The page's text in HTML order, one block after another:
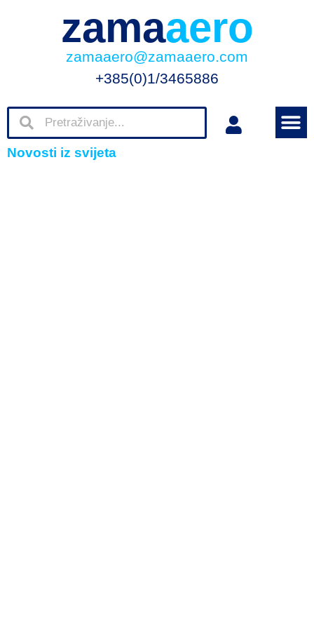
zamaaero
zamaaero@zamaaero.com
+385(0)1/3465886
Novosti iz svijeta